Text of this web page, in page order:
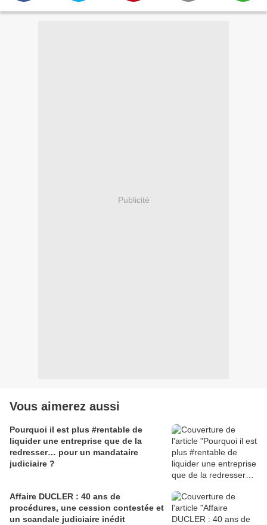
Publicité
Vous aimerez aussi
Pourquoi il est plus #rentable de
liquider une entreprise que de la
redresser… pour un mandataire
judiciaire ?
Affaire DUCLER : 40 ans de
procédures, une cession contestée et
un scandale judiciaire inédit